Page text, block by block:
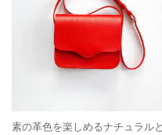
素の革色を楽しめるナチュラル